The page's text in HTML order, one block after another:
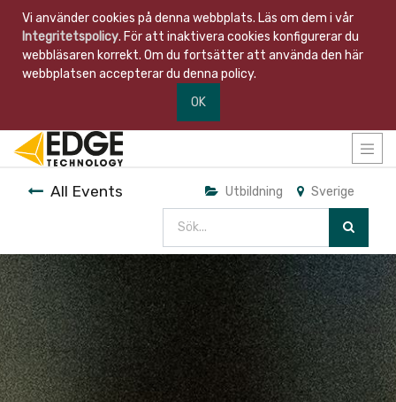
Vi använder cookies på denna webbplats. Läs om dem i vår
Integritetspolicy. För att inaktivera cookies konfigurerar du
webbläsaren korrekt. Om du fortsätter att använda den här
webbplatsen accepterar du denna policy.
OK
All Events Utbildning Sverige